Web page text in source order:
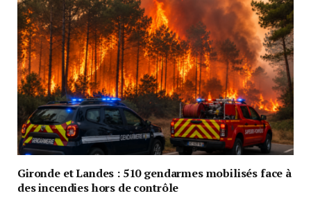
Gironde et Landes : 510 gendarmes mobilisés face à
des incendies hors de contrôle